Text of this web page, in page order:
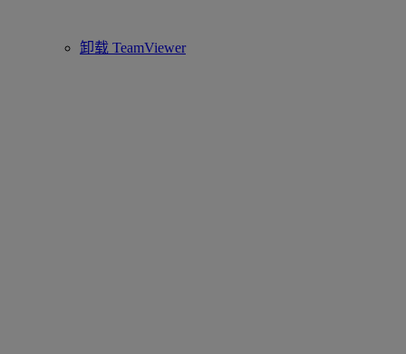
卸载 TeamViewer